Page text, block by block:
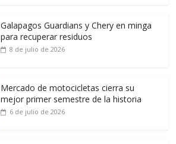
Galapagos Guardians y Chery en minga
para recuperar residuos
8 de julio de 2026
Mercado de motocicletas cierra su
mejor primer semestre de la historia
6 de julio de 2026